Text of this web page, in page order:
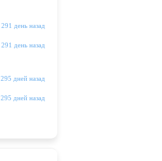
291 день назад
291 день назад
295 дней назад
295 дней назад